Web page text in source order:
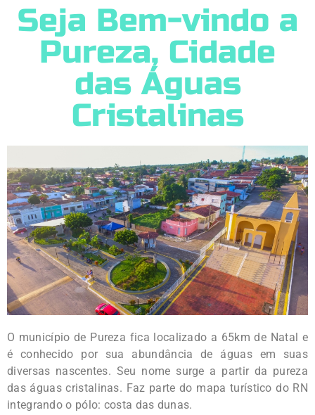
Seja Bem-vindo a
Pureza, Cidade
das Águas
Cristalinas
O município de Pureza fica localizado a 65km de Natal e
é conhecido por sua abundância de águas em suas
diversas nascentes. Seu nome surge a partir da pureza
das águas cristalinas. Faz parte do mapa turístico do RN
integrando o pólo: costa das dunas.